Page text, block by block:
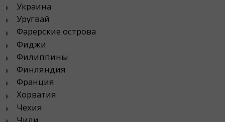
Украина
Уругвай
Фарерские острова
Фиджи
Филиппины
Финляндия
Франция
Хорватия
Чехия
Чили